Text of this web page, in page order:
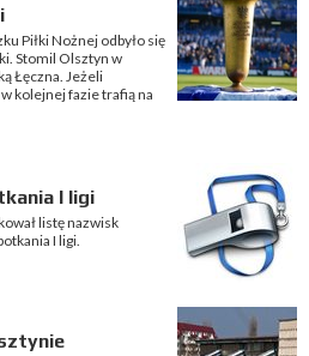
Piłki Nożnej odbyło się
Stomil Olsztyn w
Łęczna. Jeżeli
kolejnej fazie trafią na
I ligi
listę nazwisk
I ligi.